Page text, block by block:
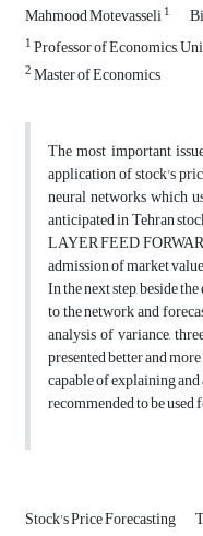
Mahmood Motevasseli1
1Professor of Economics,
2Master of Economics
The most important
application of stock's
neural networks which
anticipated in Tehran
LAYER FEED
admission of market
In the next step, beside
to the network and
analysis of variance,
presented better and
capable of explaining
recommended to be
Stock's Price Forecasting